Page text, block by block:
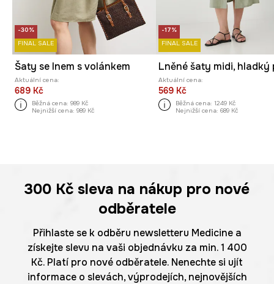
-30%
FINAL SALE
Šaty se lnem s volánkem
Aktuální cena:
689 Kč
Běžná cena: 989 Kč
Nejnižší cena: 989 Kč
-17%
FINAL SALE
Aktuální cena:
569 Kč
Běžná cena: 1249 Kč
Nejnižší cena: 689 Kč
300 Kč sleva na nákup pro nové
odběratele
Přihlaste se k odběru newsletteru Medicine a
získejte slevu na vaši objednávku za min. 1 400
Kč. Platí pro nové odběratele. Nenechte si ujít
informace o slevách, výprodejích, nejnovějších